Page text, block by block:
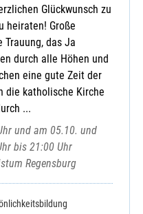
Glückwunsch zu
heiraten! Große
das Ja
durch alle Höhen und
eine gute Zeit der
die katholische Kirche
...
und am 05.10. und
bis 21:00 Uhr
Regensburg